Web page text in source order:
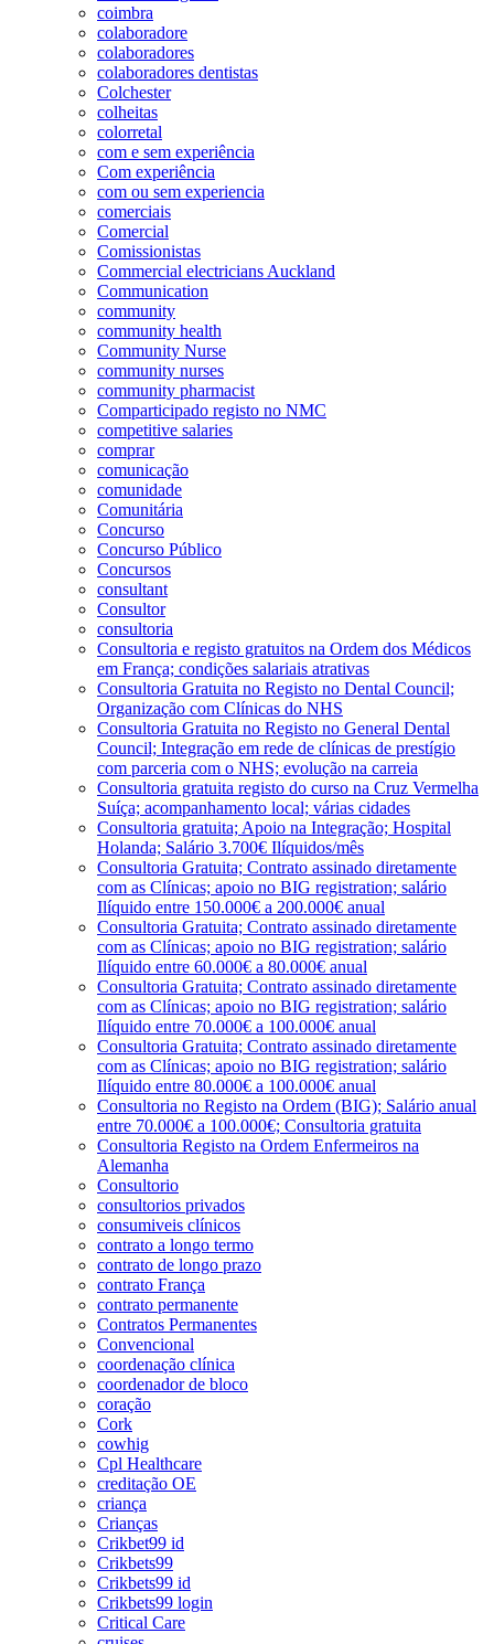
coimbra
colaboradore
colaboradores
colaboradores dentistas
Colchester
colheitas
colorretal
com e sem experiência
Com experiência
com ou sem experiencia
comerciais
Comercial
Comissionistas
Commercial electricians Auckland
Communication
community
community health
Community Nurse
community nurses
community pharmacist
Comparticipado registo no NMC
competitive salaries
comprar
comunicação
comunidade
Comunitária
Concurso
Concurso Público
Concursos
consultant
Consultor
consultoria
Consultoria e registo gratuitos na Ordem dos Médicos
em França; condições salariais atrativas
Consultoria Gratuita no Registo no Dental Council;
Organização com Clínicas do NHS
Consultoria Gratuita no Registo no General Dental
Council; Integração em rede de clínicas de prestígio
com parceria com o NHS; evolução na carreia
Consultoria gratuita registo do curso na Cruz Vermelha
Suíça; acompanhamento local; várias cidades
Consultoria gratuita; Apoio na Integração; Hospital
Holanda; Salário 3.700€ Ilíquidos/mês
Consultoria Gratuita; Contrato assinado diretamente
com as Clínicas; apoio no BIG registration; salário
Ilíquido entre 150.000€ a 200.000€ anual
Consultoria Gratuita; Contrato assinado diretamente
com as Clínicas; apoio no BIG registration; salário
Ilíquido entre 60.000€ a 80.000€ anual
Consultoria Gratuita; Contrato assinado diretamente
com as Clínicas; apoio no BIG registration; salário
Ilíquido entre 70.000€ a 100.000€ anual
Consultoria Gratuita; Contrato assinado diretamente
com as Clínicas; apoio no BIG registration; salário
Ilíquido entre 80.000€ a 100.000€ anual
Consultoria no Registo na Ordem (BIG); Salário anual
entre 70.000€ a 100.000€; Consultoria gratuita
Consultoria Registo na Ordem Enfermeiros na
Alemanha
Consultorio
consultorios privados
consumiveis clínicos
contrato a longo termo
contrato de longo prazo
contrato França
contrato permanente
Contratos Permanentes
Convencional
coordenação clínica
coordenador de bloco
coração
Cork
cowhig
Cpl Healthcare
creditação OE
criança
Crianças
Crikbet99 id
Crikbets99
Crikbets99 id
Crikbets99 login
Critical Care